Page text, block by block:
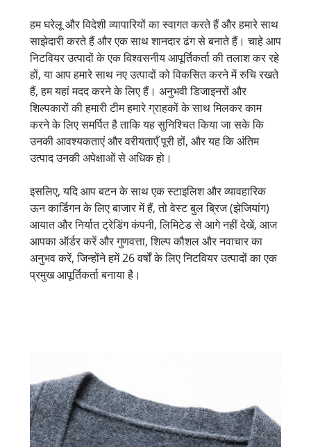
हम घरेलू और विदेशी व्यापारियों का स्वागत करते हैं और हमारे साथ
साझेदारी करते हैं और एक साथ शानदार ढंग से बनाते हैं। चाहे आप
निटवियर उत्पादों के एक विश्वसनीय आपूर्तिकर्ता की तलाश कर रहे
हों, या आप हमारे साथ नए उत्पादों को विकसित करने में रुचि रखते
हैं, हम यहां मदद करने के लिए हैं। अनुभवी डिजाइनरों और
शिल्पकारों की हमारी टीम हमारे ग्राहकों के साथ मिलकर काम
करने के लिए समर्पित है ताकि यह सुनिश्चित किया जा सके कि
उनकी आवश्यकताएं और वरीयताएँ पूरी हों, और यह कि अंतिम
उत्पाद उनकी अपेक्षाओं से अधिक हो।
इसलिए, यदि आप बटन के साथ एक स्टाइलिश और व्यावहारिक
ऊन कार्डिगन के लिए बाजार में हैं, तो वेस्ट बुल ब्रिज (झेजियांग)
आयात और निर्यात ट्रेडिंग कंपनी, लिमिटेड से आगे नहीं देखें, आज
आपका ऑर्डर करें और गुणवत्ता, शिल्प कौशल और नवाचार का
अनुभव करें, जिन्होंने हमें 26 वर्षों के लिए निटवियर उत्पादों का एक
प्रमुख आपूर्तिकर्ता बनाया है।